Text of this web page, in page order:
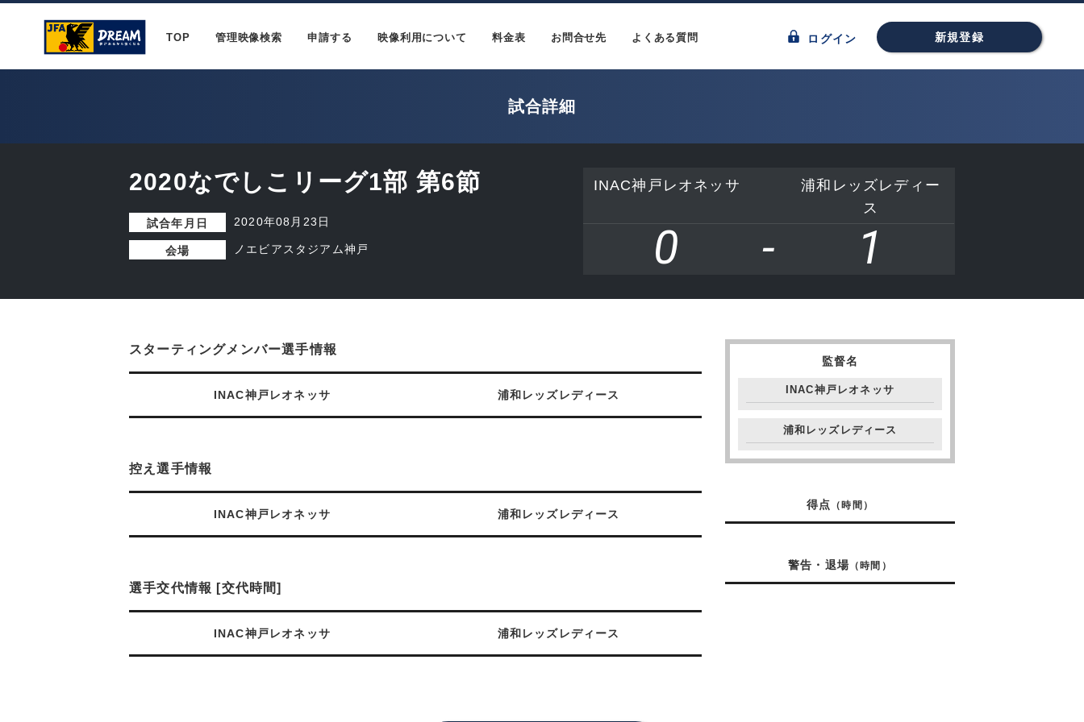
TOP 管理映像検索 申請する 映像利用について 料金表 お問合せ先 よくある質問 ログイン 新規登録
試合詳細
2020なでしこリーグ1部 第6節
試合年月日 2020年08月23日
会場 ノエビアスタジアム神戸
INAC神戸レオネッサ
浦和レッズレディー
ス
0 - 1
スターティングメンバー選手情報
INAC神戸レオネッサ 浦和レッズレディース
控え選手情報
INAC神戸レオネッサ 浦和レッズレディース
選手交代情報 [交代時間]
INAC神戸レオネッサ 浦和レッズレディース
監督名
INAC神戸レオネッサ
浦和レッズレディース
得点 （時間）
警告・退場 （時間）